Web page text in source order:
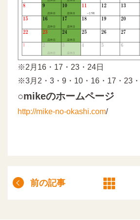
※2月16・17・23・24日
※3月2・3・9・10・16・17・23
○mikeのホームページ
http://mike-no-okashi.com/
前の記事